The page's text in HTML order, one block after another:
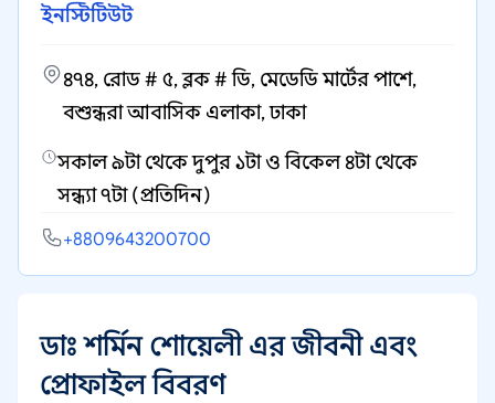
ইনস্টিটিউট
৪৭৪, রোড # ৫, ব্লক # ডি, মেডেডি মার্টের পাশে,
বশুন্ধরা আবাসিক এলাকা, ঢাকা
সকাল ৯টা থেকে দুপুর ১টা ও বিকেল ৪টা থেকে
সন্ধ্যা ৭টা (প্রতিদিন)
+8809643200700
ডাঃ শর্মিন শোয়েলী এর জীবনী এবং
প্রোফাইল বিবরণ